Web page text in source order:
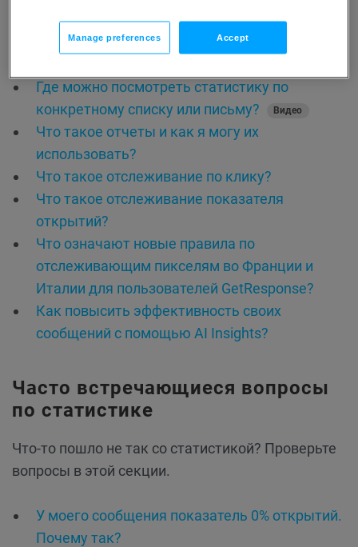
Как я могу узнать, каким образом мои
контакты были добавлены в конкретный
Где можно посмотреть статистику по
конкретному списку или письму?
Видео
Что такое отчеты и как я могу их
использовать?
Что такое отслеживание по клику?
Что такое отслеживание показателя
открытий?
Что означают новые правила по
отслеживающим пикселям во Франции и
Италии для пользователей GetResponse?
Как повысить эффективность своих
сообщений с помощью AI Insights?
Часто встречающиеся вопросы
по статистике
Что-то пошло не так со статистикой? Проверьте
вопросы в этой секции.
У моего сообщения показатель 0% открытий.
Почему так?
Manage preferences Accept